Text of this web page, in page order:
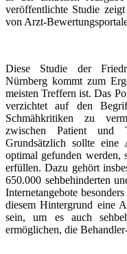
veröffentlichte Studie
von Arzt-
Diese Studie der
Nürnberg kommt zum
meisten Treffern ist. Das
verzichtet auf den
Schmähkritiken zu
zwischen Patient und
Grundsätzlich sollte eine
optimal gefunden werden,
erfüllen. Dazu gehört
650.000 sehbehinderten
Internetangebote
diesem Hintergrund eine
sein, um es auch
ermöglichen, die